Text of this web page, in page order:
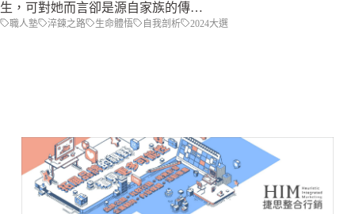
生，可對她而言卻是源自家族的傳…
職人塾 淬鍊之路 生命體悟 自我剖析 2024大選